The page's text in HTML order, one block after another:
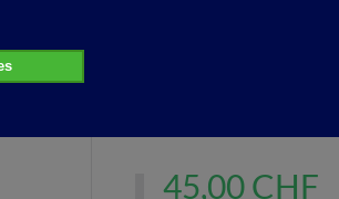
Synastries Téléchargeable
45,00 CHF